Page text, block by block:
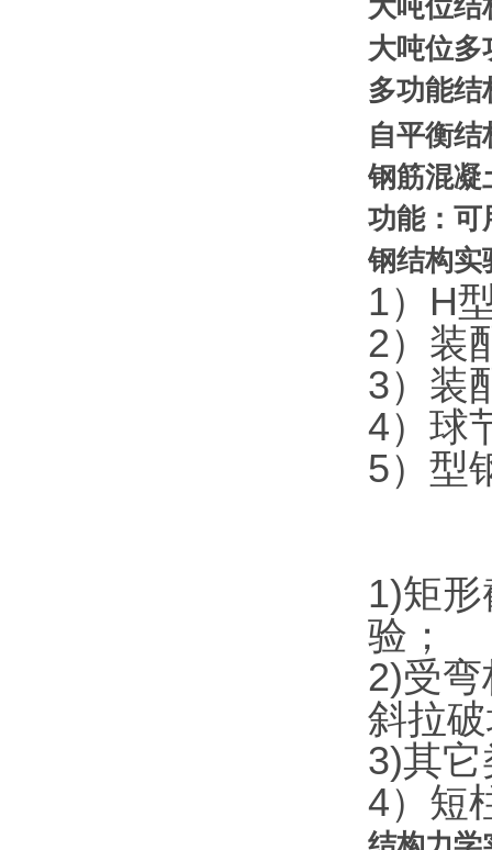
大吨位结
大吨位多
多功能结
自平衡
钢筋混凝
功能：可
钢结构实
1）H
2）装
3）装
4）球
5）型
1)矩
验；
2)受
斜拉
3)其
4）短